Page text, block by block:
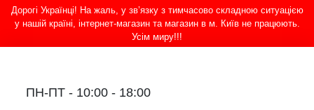
Дорогі Українці! На жаль, у зв’язку з тимчасово складною ситуацією
у нашій країні, інтернет-магазин та магазин в м. Київ не працюють.
Усім миру!!!
ПН-ПТ - 10:00 - 18:00